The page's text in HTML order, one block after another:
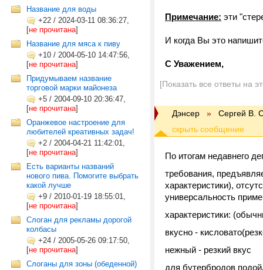
Название для воды
+22 / 2024-03-11 08:36:27,
[не прочитана]
Название для мяса к пиву
+10 / 2004-05-10 14:47:56,
[не прочитана]
Придумываем название
торговой марки майонеза
+5 / 2004-09-10 20:36:47,
[не прочитана]
Оранжевое настроение для
любителей креативных задач!
+2 / 2004-04-21 11:42:01,
[не прочитана]
Есть варианты названий
нового пива. Помогите выбрать
какой лучше
+9 / 2010-01-19 18:55:01,
[не прочитана]
Слоган для рекламы дорогой
колбасы
+24 / 2005-05-26 09:17:50,
[не прочитана]
Слоганы для зоны (обеденной)
Примечание: эти
И когда Вы это
C Уважением,
[Показать все ответы на
Дэнсер » Сергей В.
По итогам недавнего
требования,
характеристики),
универсальность
характеристики:
вкусно -
нежный - резкий вкус
для бутербродов